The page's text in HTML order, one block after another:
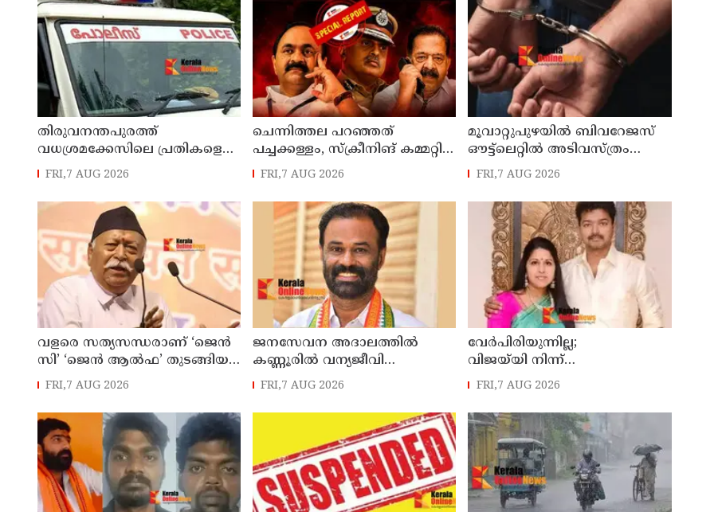
തിരുവനന്തപുരത്ത്
വധശ്രമക്കേസിലെ പ്രതികളെ
പിടികൂടാൻ ശ്രമിക്കുന്നതിനിടെ
പൊലീസിന് നേരെ ക്രൂരമായ
ആക്രമണം
FRI,7 AUG 2026
ചെന്നിത്തല പറഞ്ഞത്
പച്ചക്കള്ളം, സ്‌ക്രീനിങ് കമ്മറ്റി
കാലാവധി കഴിഞ്ഞത്,
തെറിക്കുമോ മന്ത്രിയുടെയും
കസേര ?
FRI,7 AUG 2026
മൂവാറ്റുപുഴയിൽ ബിവറേജസ്
ഔട്ട്‌ലെറ്റിൽ അടിവസ്ത്രം
മാത്രം ധരിച്ച് മോഷണത്തിന്
കയറിയ പ്രതി പിടിയിൽ
FRI,7 AUG 2026
വളരെ സത്യസന്ധരാണ് ‘ജെൻ
സി’ ‘ജെൻ ആൽഫ’ തുടങ്ങിയ
യുവതലമുറ ; മോഹൻ ഭാഗവത്
FRI,7 AUG 2026
ജനസേവന അദാലത്തിൽ
കണ്ണൂരിൽ വന്യജീവി
ആക്രമണത്തിന് ഇരയായ 30
അനുവദിച്ചു
FRI,7 AUG 2026
വേർപിരിയുന്നില്ല;
വിജയ്‍യി നിന്ന്
വിവാഹമോചനം വേണ്ടെന്ന്
FRI,7 AUG 2026